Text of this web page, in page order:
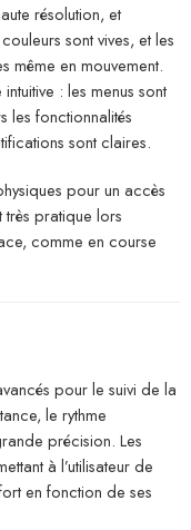
résolution, et
sont vives, et les
même en mouvement.
: les menus sont
les fonctionnalités
sont claires.
pour un accès
pratique lors
comme en course
pour le suivi de la
le rythme
précision. Les
à l’utilisateur de
en fonction de ses